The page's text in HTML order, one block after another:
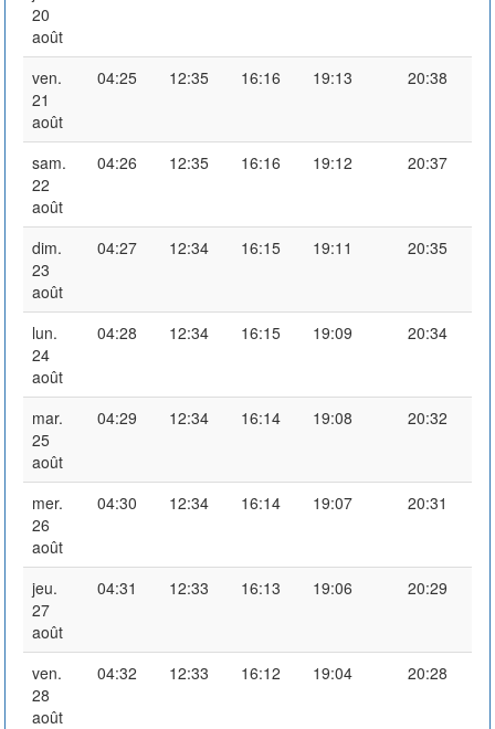
20
août
ven.
21
août
04:25 12:35 16:16 19:13 20:38
sam.
22
août
04:26 12:35 16:16 19:12 20:37
dim.
23
août
04:27 12:34 16:15 19:11 20:35
lun.
24
août
04:28 12:34 16:15 19:09 20:34
mar.
25
août
04:29 12:34 16:14 19:08 20:32
mer.
26
août
04:30 12:34 16:14 19:07 20:31
jeu.
27
août
04:31 12:33 16:13 19:06 20:29
ven.
28
août
04:32 12:33 16:12 19:04 20:28